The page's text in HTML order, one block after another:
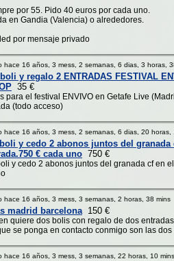
por 55. Pido 40 euros por cada uno.
en Gandia (Valencia) o alrededores.
por mensaje privado
hace 16 años, 3 mess, 2 semanas, 6 dias, 3 horas,
y regalo 2 ENTRADAS FESTIVAL
35 €
para el festival ENVIVO en Getafe Live
(todo acceso)
hace 16 años, 3 mess, 2 semanas, 6 dias, 20 horas,
y cedo 2 abonos juntos del granada
€ cada uno 750 €
y cedo 2 abonos juntos del granada cf en
hace 16 años, 3 mess, 3 semanas, 2 horas, 38 mins
madrid barcelona150 €
quiere dos bolis con regalo de dos
se ponga en contacto conmigo son las
hace 16 años, 3 mess, 3 semanas, 22 horas, 10 mins